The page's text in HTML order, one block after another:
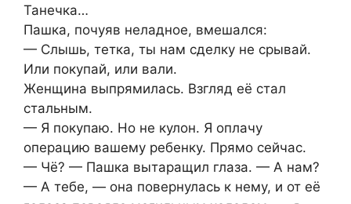
Танечка…
Пашка, почуяв неладное, вмешался:
— Слышь, тетка, ты нам сделку не срывай.
Или покупай, или вали.
Женщина выпрямилась. Взгляд её стал
стальным.
— Я покупаю. Но не кулон. Я оплачу
операцию вашему ребенку. Прямо сейчас.
— Чё? — Пашка вытаращил глаза. — А нам?
— А тебе, — она повернулась к нему, и от её